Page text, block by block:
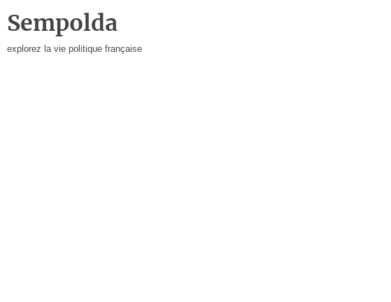
Sempolda
explorez la vie politique française